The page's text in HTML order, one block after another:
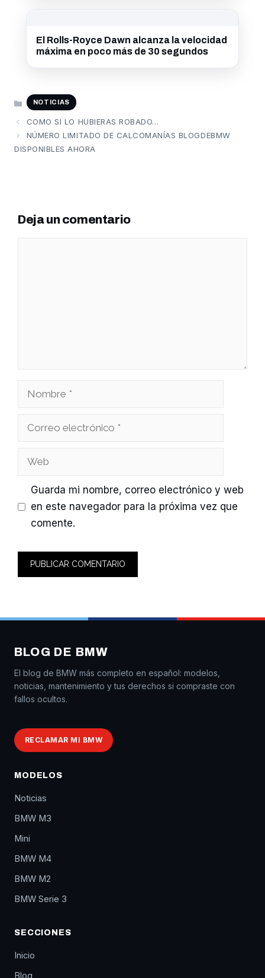
El Rolls-Royce Dawn alcanza la velocidad
máxima en poco más de 30 segundos
CATEGORÍAS
NOTICIAS
COMO SI LO HUBIERAS ROBADO…
NÚMERO LIMITADO DE CALCOMANÍAS BLOGDEBMW
DISPONIBLES AHORA
Deja un comentario
Nombre
Correo
Web
Guarda mi nombre, correo electrónico y web
en este navegador para la próxima vez que
comente.
BLOG DE BMW
El blog de BMW más completo en español: modelos,
noticias, mantenimiento y tus derechos si compraste con
fallos ocultos.
RECLAMAR MI BMW
MODELOS
Noticias
BMW M3
Mini
BMW M4
BMW M2
BMW Serie 3
SECCIONES
Inicio
Blog